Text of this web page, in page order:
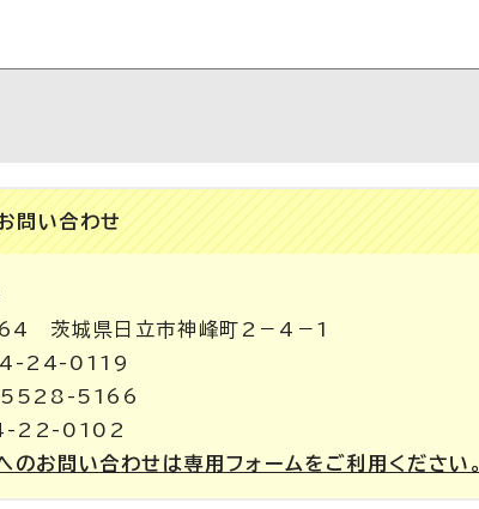
問い合わせ
茨城県日立市神峰町2－4－1
24-0119
5528-5166
22-0102
のお問い合わせは専用フォームをご利用ください。